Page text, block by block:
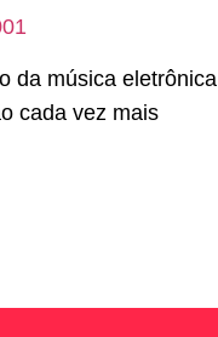
da música eletrônica
cada vez mais